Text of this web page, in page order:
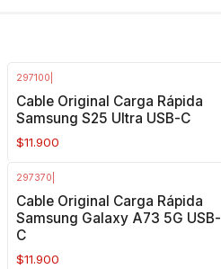
297100
Cable Original Carga Rápida
Samsung S25 Ultra USB-C
$11.900
297370
Cable Original Carga Rápida
Samsung Galaxy A73 5G USB-
C
$11.900